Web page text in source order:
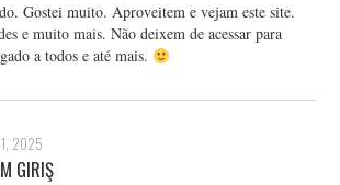
Gostei muito. Aproveitem e vejam este site.
e muito mais. Não deixem de acessar para
a todos e até mais.
2025
GIRIŞ